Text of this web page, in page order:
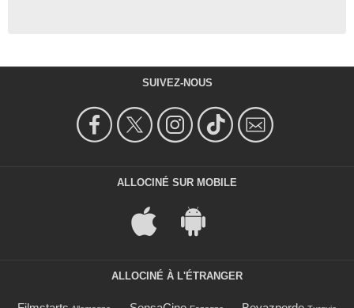
SUIVEZ-NOUS
ALLOCINÉ SUR MOBILE
ALLOCINÉ À L'ÉTRANGER